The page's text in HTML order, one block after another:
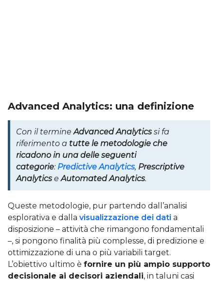
Advanced Analytics: una definizione
Con il termineAdvanced Analytics si fa
riferimento a tutte le metodologie che
ricadono in una delle seguenti
categorie: Predictive Analytics, Prescriptive
Analytics eAutomated Analytics.
Queste metodologie, pur partendo dall’analisi
esplorativa e dalla visualizzazione dei dati a
disposizione – attività che rimangono fondamentali
–, si pongono finalità più complesse, di predizione e
ottimizzazione di una o più variabili target.
L’obiettivo ultimo è fornire un più ampio supporto
decisionale ai decisori aziendali, in taluni casi